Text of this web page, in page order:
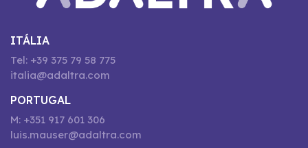
ITÁLIA
Tel: +39 375 79 58 775
italia@adaltra.com
PORTUGAL
M: +351 917 601 306
luis.mauser@adaltra.com